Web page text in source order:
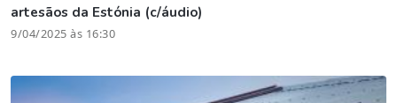
artesãos da Estónia (c/áudio)
9/04/2025 às 16:30